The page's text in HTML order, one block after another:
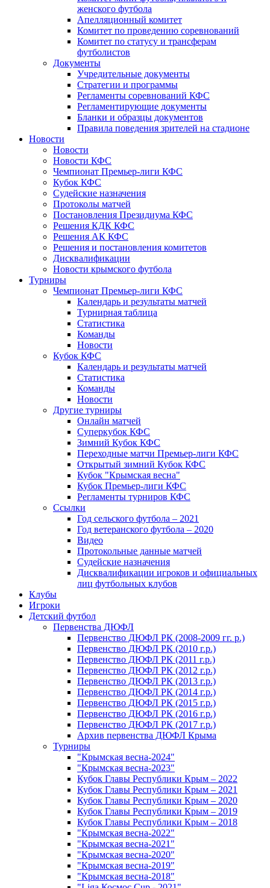
женского футбола
Апелляционный комитет
Комитет по проведению соревнований
Комитет по статусу и трансферам
футболистов
Документы
Учредительные документы
Стратегии и программы
Регламенты соревнований КФС
Регламентирующие документы
Бланки и образцы документов
Правила поведения зрителей на стадионе
Новости
Новости
Новости КФС
Чемпионат Премьер-лиги КФС
Кубок КФС
Судейские назначения
Протоколы матчей
Постановления Президиума КФС
Решения КДК КФС
Решения АК КФС
Решения и постановления комитетов
Дисквалификации
Новости крымского футбола
Турниры
Чемпионат Премьер-лиги КФС
Календарь и результаты матчей
Турнирная таблица
Статистика
Команды
Новости
Кубок КФС
Календарь и результаты матчей
Статистика
Команды
Новости
Другие турниры
Онлайн матчей
Суперкубок КФС
Зимний Кубок КФС
Переходные матчи Премьер-лиги КФС
Открытый зимний Кубок КФС
Кубок "Крымская весна"
Кубок Премьер-лиги КФС
Регламенты турниров КФС
Ссылки
Год сельского футбола – 2021
Год ветеранского футбола – 2020
Видео
Протокольные данные матчей
Судейские назначения
Дисквалификации игроков и официальных
лиц футбольных клубов
Клубы
Игроки
Детский футбол
Первенства ДЮФЛ
Первенство ДЮФЛ РК (2008-2009 гг. р.)
Первенство ДЮФЛ РК (2010 г.р.)
Первенство ДЮФЛ РК (2011 г.р.)
Первенство ДЮФЛ РК (2012 г.р.)
Первенство ДЮФЛ РК (2013 г.р.)
Первенство ДЮФЛ РК (2014 г.р.)
Первенство ДЮФЛ РК (2015 г.р.)
Первенство ДЮФЛ РК (2016 г.р.)
Первенство ДЮФЛ РК (2017 г.р.)
Архив первенства ДЮФЛ Крыма
Турниры
"Крымская весна-2024"
"Крымская весна-2023"
Кубок Главы Республики Крым – 2022
Кубок Главы Республики Крым – 2021
Кубок Главы Республики Крым – 2020
Кубок Главы Республики Крым – 2019
Кубок Главы Республики Крым – 2018
"Крымская весна-2022"
"Крымская весна-2021"
"Крымская весна-2020"
"Крымская весна-2019"
"Крымская весна-2018"